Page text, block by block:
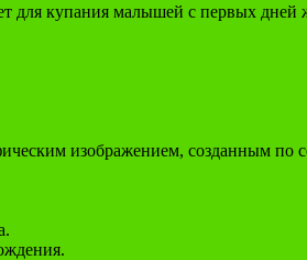
для купания малышей с первых дней
изображением, созданным по